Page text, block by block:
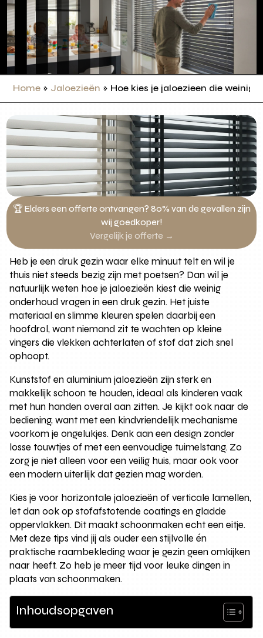
Home » Jaloezieën » Hoe kies je jaloezieen die weinig
🏆 Elders een offerte ontvangen? 80% van de gevallen zijn
wij goedkoper!
Vergelijk je offerte →
Heb je een druk gezin waar elke minuut telt en wil je
thuis niet steeds bezig zijn met poetsen? Dan wil je
natuurlijk weten hoe je jaloezieën kiest die weinig
onderhoud vragen in een druk gezin. Het juiste
materiaal en slimme kleuren spelen daarbij een
hoofdrol, want niemand zit te wachten op kleine
vingers die vlekken achterlaten of stof dat zich snel
ophoopt.
Kunststof en aluminium jaloezieën zijn sterk en
makkelijk schoon te houden, ideaal als kinderen vaak
met hun handen overal aan zitten. Je kijkt ook naar de
bediening, want met een kindvriendelijk mechanisme
voorkom je ongelukjes. Denk aan een design zonder
losse touwtjes of met een eenvoudige tuimelstang. Zo
zorg je niet alleen voor een veilig huis, maar ook voor
een modern uiterlijk dat gezien mag worden.
Kies je voor horizontale jaloezieën of verticale lamellen,
let dan ook op stofafstotende coatings en gladde
oppervlakken. Dit maakt schoonmaken echt een eitje.
Met deze tips vind jij als ouder een stijlvolle én
praktische raambekleding waar je gezin geen omkijken
naar heeft. Zo heb je meer tijd voor leuke dingen in
plaats van schoonmaken.
Inhoudsopgaven